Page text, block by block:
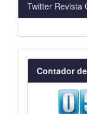
Twitter Revista
visitas
Contador